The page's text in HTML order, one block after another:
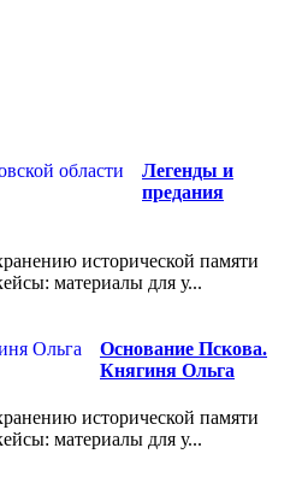
Легенды и
предания
исторической памяти
материалы для у...
Основание Пскова.
Княгиня Ольга
исторической памяти
материалы для у...